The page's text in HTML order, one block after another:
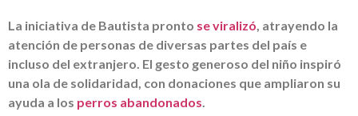
La iniciativa de Bautista pronto se viralizó, atrayendo la
atención de personas de diversas partes del país e
incluso del extranjero. El gesto generoso del niño inspiró
una ola de solidaridad, con donaciones que ampliaron su
ayuda a los perros abandonados.